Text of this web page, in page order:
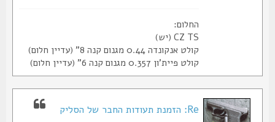
החלום:
CZ TS (יש)
קולט אנקונדה 0.44 מגנום קנה 8" (עדיין חלום)
קולט פיית'ון 0.357 מגנום קנה 6" (עדיין חלום)
Re: הזמנת תעודות החבר של הסליק